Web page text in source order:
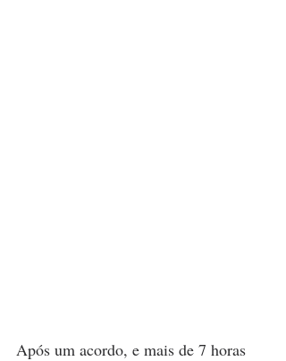
Após um acordo, e mais de 7 horas